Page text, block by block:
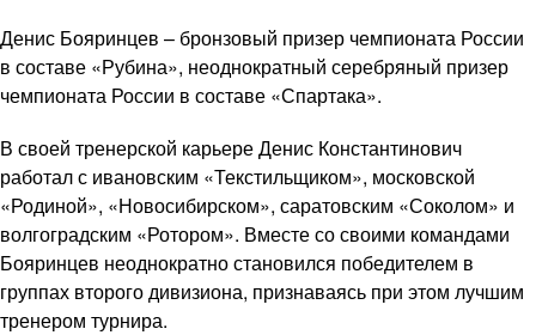
Денис Бояринцев – бронзовый призер чемпионата России
в составе «Рубина», неоднократный серебряный призер
чемпионата России в составе «Спартака».
В своей тренерской карьере Денис Константинович
работал с ивановским «Текстильщиком», московской
«Родиной», «Новосибирском», саратовским «Соколом» и
волгоградским «Ротором». Вместе со своими командами
Бояринцев неоднократно становился победителем в
группах второго дивизиона, признаваясь при этом лучшим
тренером турнира.